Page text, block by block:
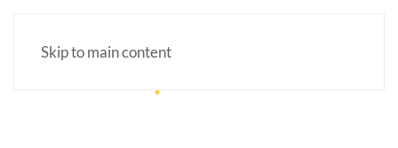
Skip to main content